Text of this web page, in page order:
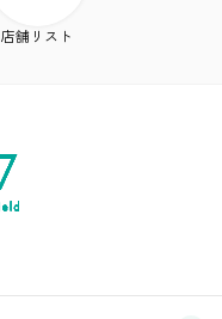
店舗リスト